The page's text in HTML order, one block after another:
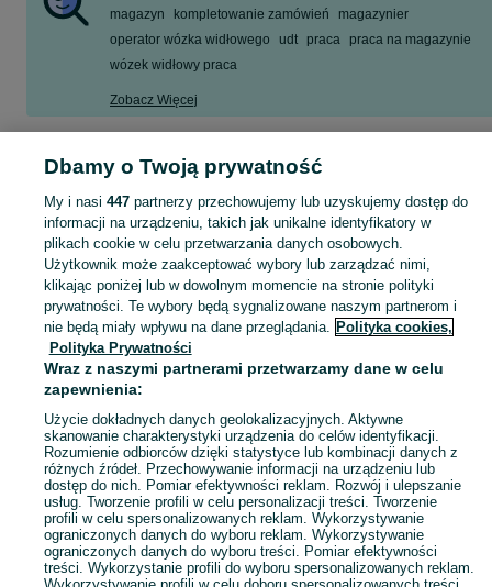
magazyn kompletowanie zamówień
magazynier
operator wózka widłowego
udt praca
praca na magazynie
wózek widłowy praca
Zobacz Więcej
Mapa kategorii
Mapa miejscowości
Mapa ministron
Popularne wyszukiwania
Dbamy o Twoją prywatność
My i nasi 447partnerzy przechowujemy lub uzyskujemy dostęp do
informacji na urządzeniu, takich jak unikalne identyfikatory w
plikach cookie w celu przetwarzania danych osobowych.
Użytkownik może zaakceptować wybory lub zarządzać nimi,
klikając poniżej lub w dowolnym momencie na stronie polityki
prywatności. Te wybory będą sygnalizowane naszym partnerom i
nie będą miały wpływu na dane przeglądania. Polityka cookies,
Polityka Prywatności
Wraz z naszymi partnerami przetwarzamy dane w celu
zapewnienia:
Użycie dokładnych danych geolokalizacyjnych. Aktywne
skanowanie charakterystyki urządzenia do celów identyfikacji.
Rozumienie odbiorców dzięki statystyce lub kombinacji danych z
różnych źródeł. Przechowywanie informacji na urządzeniu lub
dostęp do nich. Pomiar efektywności reklam. Rozwój i ulepszanie
usług. Tworzenie profili w celu personalizacji treści. Tworzenie
profili w celu spersonalizowanych reklam. Wykorzystywanie
ograniczonych danych do wyboru reklam. Wykorzystywanie
ograniczonych danych do wyboru treści. Pomiar efektywności
treści. Wykorzystanie profili do wyboru spersonalizowanych reklam.